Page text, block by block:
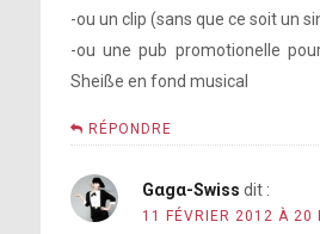
-ou un clip (sans que ce soit un
-ou une pub promotionelle
Sheiße en fond musical
RÉPONDRE
Gαgα-Swiss dit :
11 FÉVRIER 2012 À 20